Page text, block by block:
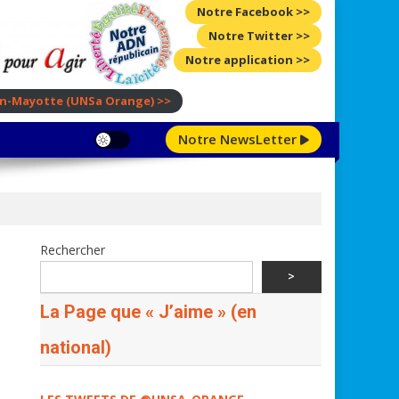
Notre Facebook >>
Notre Twitter >>
Notre application >>
Mayotte (UNSa Orange) >>
Notre NewsLetter
Rechercher
>
La Page que « J’aime » (en
national)